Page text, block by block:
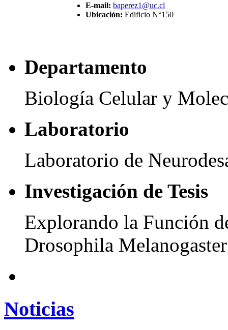
E-mail: baperez1@uc.cl
Ubicación: Edificio N°150
Departamento
Biología Celular y
Laboratorio
Laboratorio de
Investigación de Tesis
Explorando la Función
Drosophila Melanogaster
Noticias